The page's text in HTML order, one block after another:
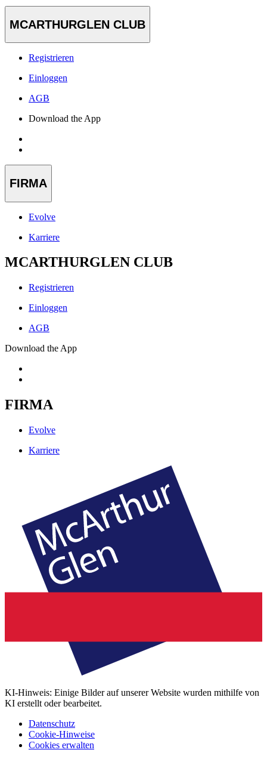
MCARTHURGLEN CLUB
Registrieren
Einloggen
AGB
Download the App
FIRMA
Evolve
Karriere
MCARTHURGLEN CLUB
Registrieren
Einloggen
AGB
Download the App
FIRMA
Evolve
Karriere
KI-Hinweis: Einige Bilder auf unserer Website wurden mithilfe von
KI erstellt oder bearbeitet.
Datenschutz
Cookie-Hinweise
Cookies erwalten